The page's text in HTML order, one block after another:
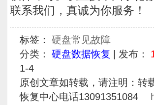
联系我们，真诚为你服务！
标签：
硬盘常见故障
分类：
硬盘数据恢复 | 发布：
1-4
原创文章如转载，请注明：转
恢复中心电话13091351084